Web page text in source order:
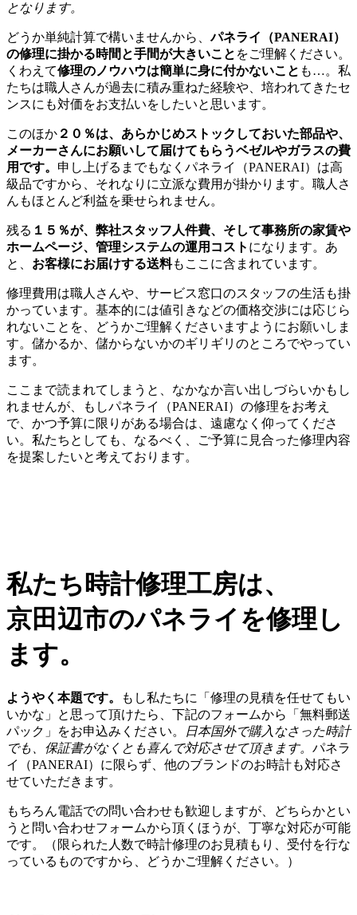
となります。
どうか単純計算で構いませんから、パネライ（PANERAI）
の修理に掛かる時間と手間が大きいこと をご理解ください。
くわえて修理のノウハウは簡単に身に付かないこと も…。私
たちは職人さんが過去に積み重ねた経験や、培われてきたセ
ンスにも対価をお支払いをしたいと思います。
このほか ２０％は、あらかじめストックしておいた部品や、
メーカーさんにお願いして届けてもらうベゼルやガラスの費
用です。 申し上げるまでもなくパネライ（PANERAI）は高
級品ですから、それなりに立派な費用が掛かります。職人さ
んもほとんど利益を乗せられません。
残る １５％が、弊社スタッフ人件費、そして事務所の家賃や
ホームページ、管理システムの運用コスト になります。あ
と、 お客様にお届けする送料もここに含まれています。
修理費用は職人さんや、サービス窓口のスタッフの生活も掛
かっています。基本的には値引きなどの価格交渉には応じら
れないことを、どうかご理解くださいますようにお願いしま
す。儲かるか、儲からないかのギリギリのところでやってい
ます。
ここまで読まれてしまうと、なかなか言い出しづらいかもし
れませんが、もしパネライ（PANERAI）の修理をお考え
で、かつ予算に限りがある場合は、遠慮なく仰ってくださ
い。私たちとしても、なるべく、ご予算に見合った修理内容
を提案したいと考えております。
私たち時計修理工房は、
京田辺市のパネライを修理し
ます。
ようやく本題です。
もし私たちに「修理の見積を任せてもい
いかな」と思って頂けたら、下記のフォームから「無料郵送
パック」をお申込みください。
日本国外で購入なさった時計
でも、保証書がなくとも喜んで対応させて頂きます。 パネラ
イ（PANERAI）に限らず、他のブランドのお時計も対応さ
せていただきます。
もちろん電話での問い合わせも歓迎しますが、どちらかとい
うと問い合わせフォームから頂くほうが、丁寧な対応が可能
です。（限られた人数で時計修理のお見積もり、受付を行な
っているものですから、どうかご理解ください。）